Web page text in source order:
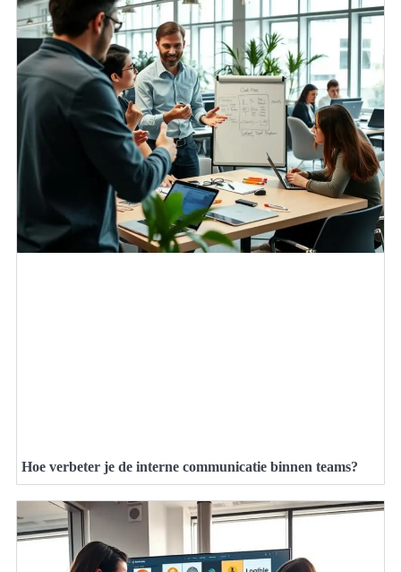
Hoe verbeter je de interne communicatie binnen teams?